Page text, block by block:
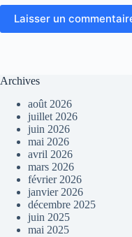
Laisser un
Archives
août 2026
juillet 2026
juin 2026
mai 2026
avril 2026
mars 2026
février 2026
janvier 2026
décembre 2025
juin 2025
mai 2025